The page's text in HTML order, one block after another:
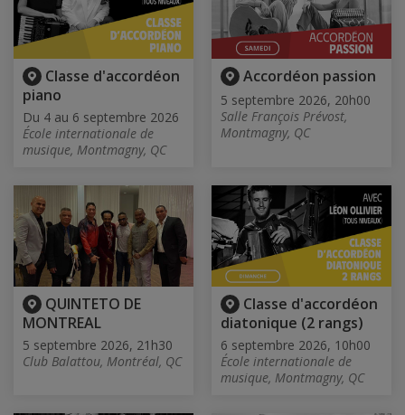
Classe d'accordéon
piano
Du 4 au 6 septembre 2026
École internationale de
musique, Montmagny, QC
Accordéon passion
5 septembre 2026, 20h00
Salle François Prévost,
Montmagny, QC
QUINTETO DE
MONTREAL
5 septembre 2026, 21h30
Club Balattou, Montréal, QC
Classe d'accordéon
diatonique (2 rangs)
6 septembre 2026, 10h00
École internationale de
musique, Montmagny, QC